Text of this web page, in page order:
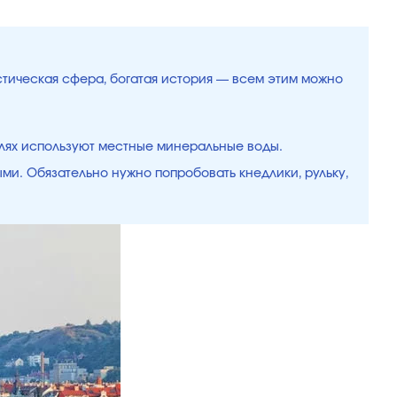
сфера, богатая история — всем этим можно
используют местные минеральные воды.
Обязательно нужно попробовать кнедлики, рульку,